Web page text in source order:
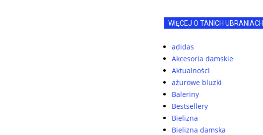
WIĘCEJ O TANICH UBRANIACH
adidas
Akcesoria damskie
Aktualności
ażurowe bluzki
Baleriny
Bestsellery
Bielizna
Bielizna damska